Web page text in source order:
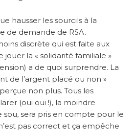
hausser les sourcils à la
de demande de RSA.
discrète qui est faite aux
jouer la « solidarité familiale »
a de quoi surprendre. La
de l’argent placé ou non »
non plus. Tous les
(oui oui !), la moindre
sera pris en compte pour le
pas correct et ça empêche